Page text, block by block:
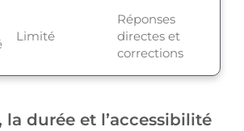
Limité
Réponses
directes et
corrections
la durée et l’accessibilité